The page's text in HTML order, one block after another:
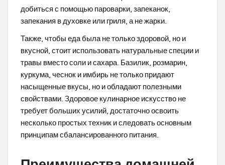
добиться с помощью пароварки, запеканок,
запекания в духовке или гриля, а не жарки.
Также, чтобы еда была не только здоровой, но и
вкусной, стоит использовать натуральные специи и
травы вместо соли и сахара. Базилик, розмарин,
куркума, чеснок и имбирь не только придают
насыщенные вкусы, но и обладают полезными
свойствами. Здоровое кулинарное искусство не
требует больших усилий, достаточно освоить
несколько простых техник и следовать основным
принципам сбалансированного питания.